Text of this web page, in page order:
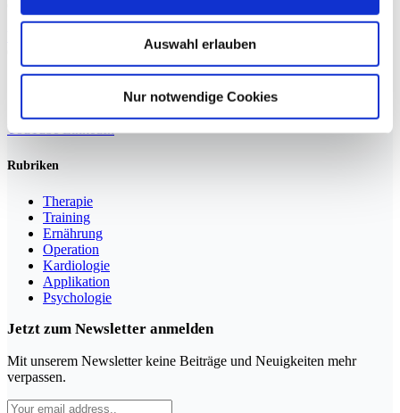
Auswahl erlauben
Nur notwendige Cookies
Sportmedizin für Ärzte, Therapeuten und Trainer
YouTube
Rubriken
Therapie
Training
Ernährung
Operation
Kardiologie
Applikation
Psychologie
Jetzt zum Newsletter anmelden
Mit unserem Newsletter keine Beiträge und Neuigkeiten mehr
verpassen.